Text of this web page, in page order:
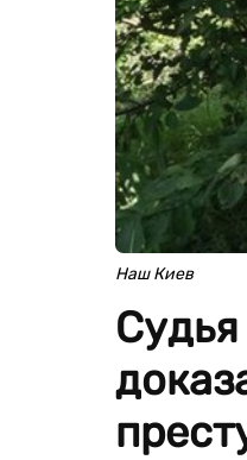
Наш Киев